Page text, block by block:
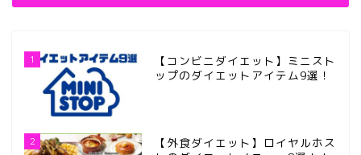
1
【コンビニダイエット】ミニスト
ップのダイエットアイテム9選！
2
【外食ダイエット】ロイヤルホス